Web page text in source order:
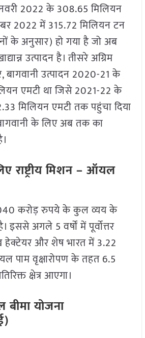
2022 के 308.65 मिलियन
2022 में 315.72 मिलियन टन
के अनुसार) हो गया है जो अब
उत्पादन है। तीसरे अग्रिम
उत्पादन 2020-21 के
एमटी था जिसे 2021-22 के
मिलियन एमटी तक पहुंचा दिया
के लिए अब तक का
राष्ट्रीय मिशन – ऑयल
करोड़ रुपये के कुल व्यय के
इससे अगले 5 वर्षों में पूर्वोत्तर
हेक्टेयर और शेष भारत में 3.22
पाम वृक्षारोपण के तहत 6.5
क्षेत्र आएगा।
बीमा योजना